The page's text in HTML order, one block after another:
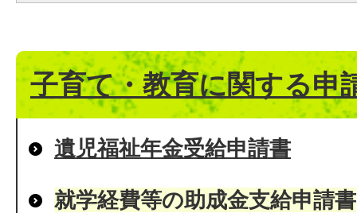
子育て・教育に関する申
遺児福祉年金受給申請書
就学経費等の助成金支給申請書